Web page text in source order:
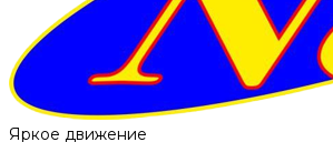
Яркое движение